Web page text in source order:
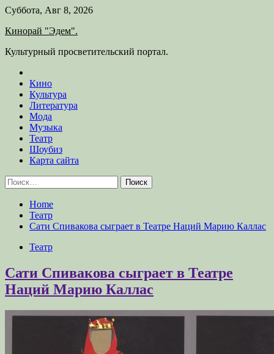
Skip
content
Суббота, Авг 8, 2026
Кинорай "Эдем".
Культурный просветительский портал.
Кино
Культура
Литература
Мода
Музыка
Театр
Шоубиз
Карта сайта
Найти:
Home
Театр
Сати Спивакова сыграет в Театре Наций Марию Каллас
Театр
Сати Спивакова сыграет в Театре
Наций Марию Каллас